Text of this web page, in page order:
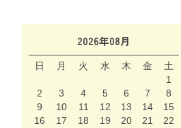
2026年08月
日 月 火 水 木 金
土
1
2
3 4 5 6 7
8
9
10 11 12 13 14
15
16
17 18 19 20 21
22